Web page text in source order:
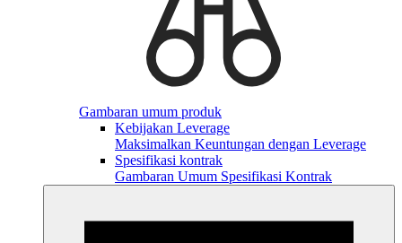
Gambaran umum produk
Kebijakan Leverage
Maksimalkan Keuntungan dengan Leverage
Spesifikasi kontrak
Gambaran Umum Spesifikasi Kontrak